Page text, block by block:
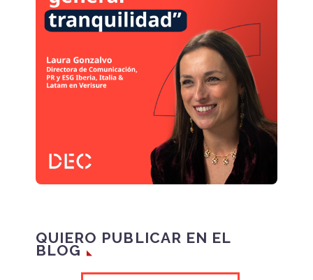
asistentes de
conversación están en
condiciones de
transformar el
panorama de la
Experiencia de Cliente,
pero,…
QUIERO PUBLICAR EN EL
BLOG